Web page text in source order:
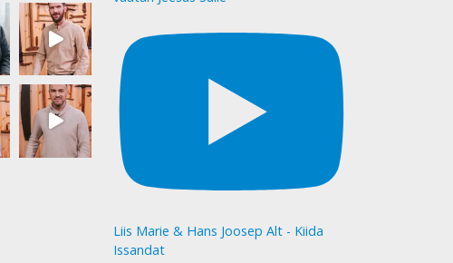
Liis Marie & Hans Joosep Alt - Kiida
Issandat